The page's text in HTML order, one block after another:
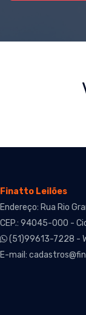
Finatto Leilões
Endereço: Rua Rio
CEP.: 94045-000 -
(51)99613-7228 -
E-mail: